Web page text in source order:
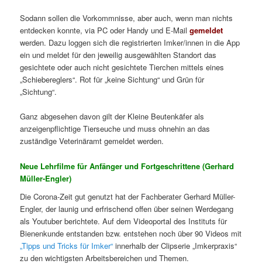
Sodann sollen die Vorkommnisse, aber auch, wenn man nichts
entdecken konnte, via PC oder Handy und E-Mailgemeldet
werden. Dazu loggen sich die registrierten Imker/innen in die App
ein und meldet für den jeweilig ausgewählten Standort das
gesichtete oder auch nicht gesichtete Tierchen mittels eines
„Schiebereglers“. Rot für „keine Sichtung“ und Grün für
„Sichtung“.
Ganz abgesehen davon gilt der Kleine Beutenkäfer als
anzeigenpflichtige Tierseuche und muss ohnehin an das
zuständige Veterinäramt gemeldet werden.
Neue Lehrfilme für Anfänger und Fortgeschrittene (Gerhard
Müller-Engler)
Die Corona-Zeit gut genutzt hat der Fachberater Gerhard Müller-
Engler, der launig und erfrischend offen über seinen Werdegang
als Youtuber berichtete. Auf dem Videoportal des Instituts für
Bienenkunde entstanden bzw. entstehen noch über 90 Videos mit
„Tipps und Tricks für Imker“ innerhalb der Clipserie „Imkerpraxis“
zu den wichtigsten Arbeitsbereichen und Themen.